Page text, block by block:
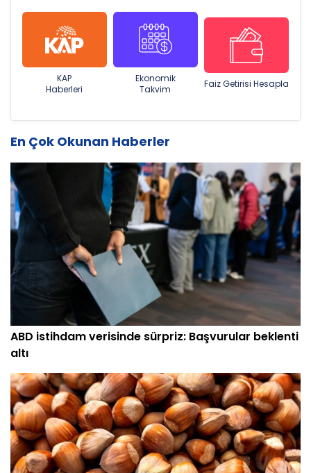
KAP
Haberleri
Ekonomik
Takvim
Faiz Getirisi Hesapla
En Çok Okunan Haberler
ABD istihdam verisinde sürpriz: Başvurular beklenti
altı